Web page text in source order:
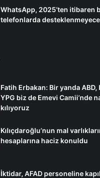
WhatsApp, 2025’ten itibaren
telefonlarda
Fatih Erbakan: Bir yanda
YPG biz de Emevi Camii’nde
kılıyoruz
Kılıçdaroğlu’nun mal
hesaplarına haciz konuldu
İktidar, AFAD personeline